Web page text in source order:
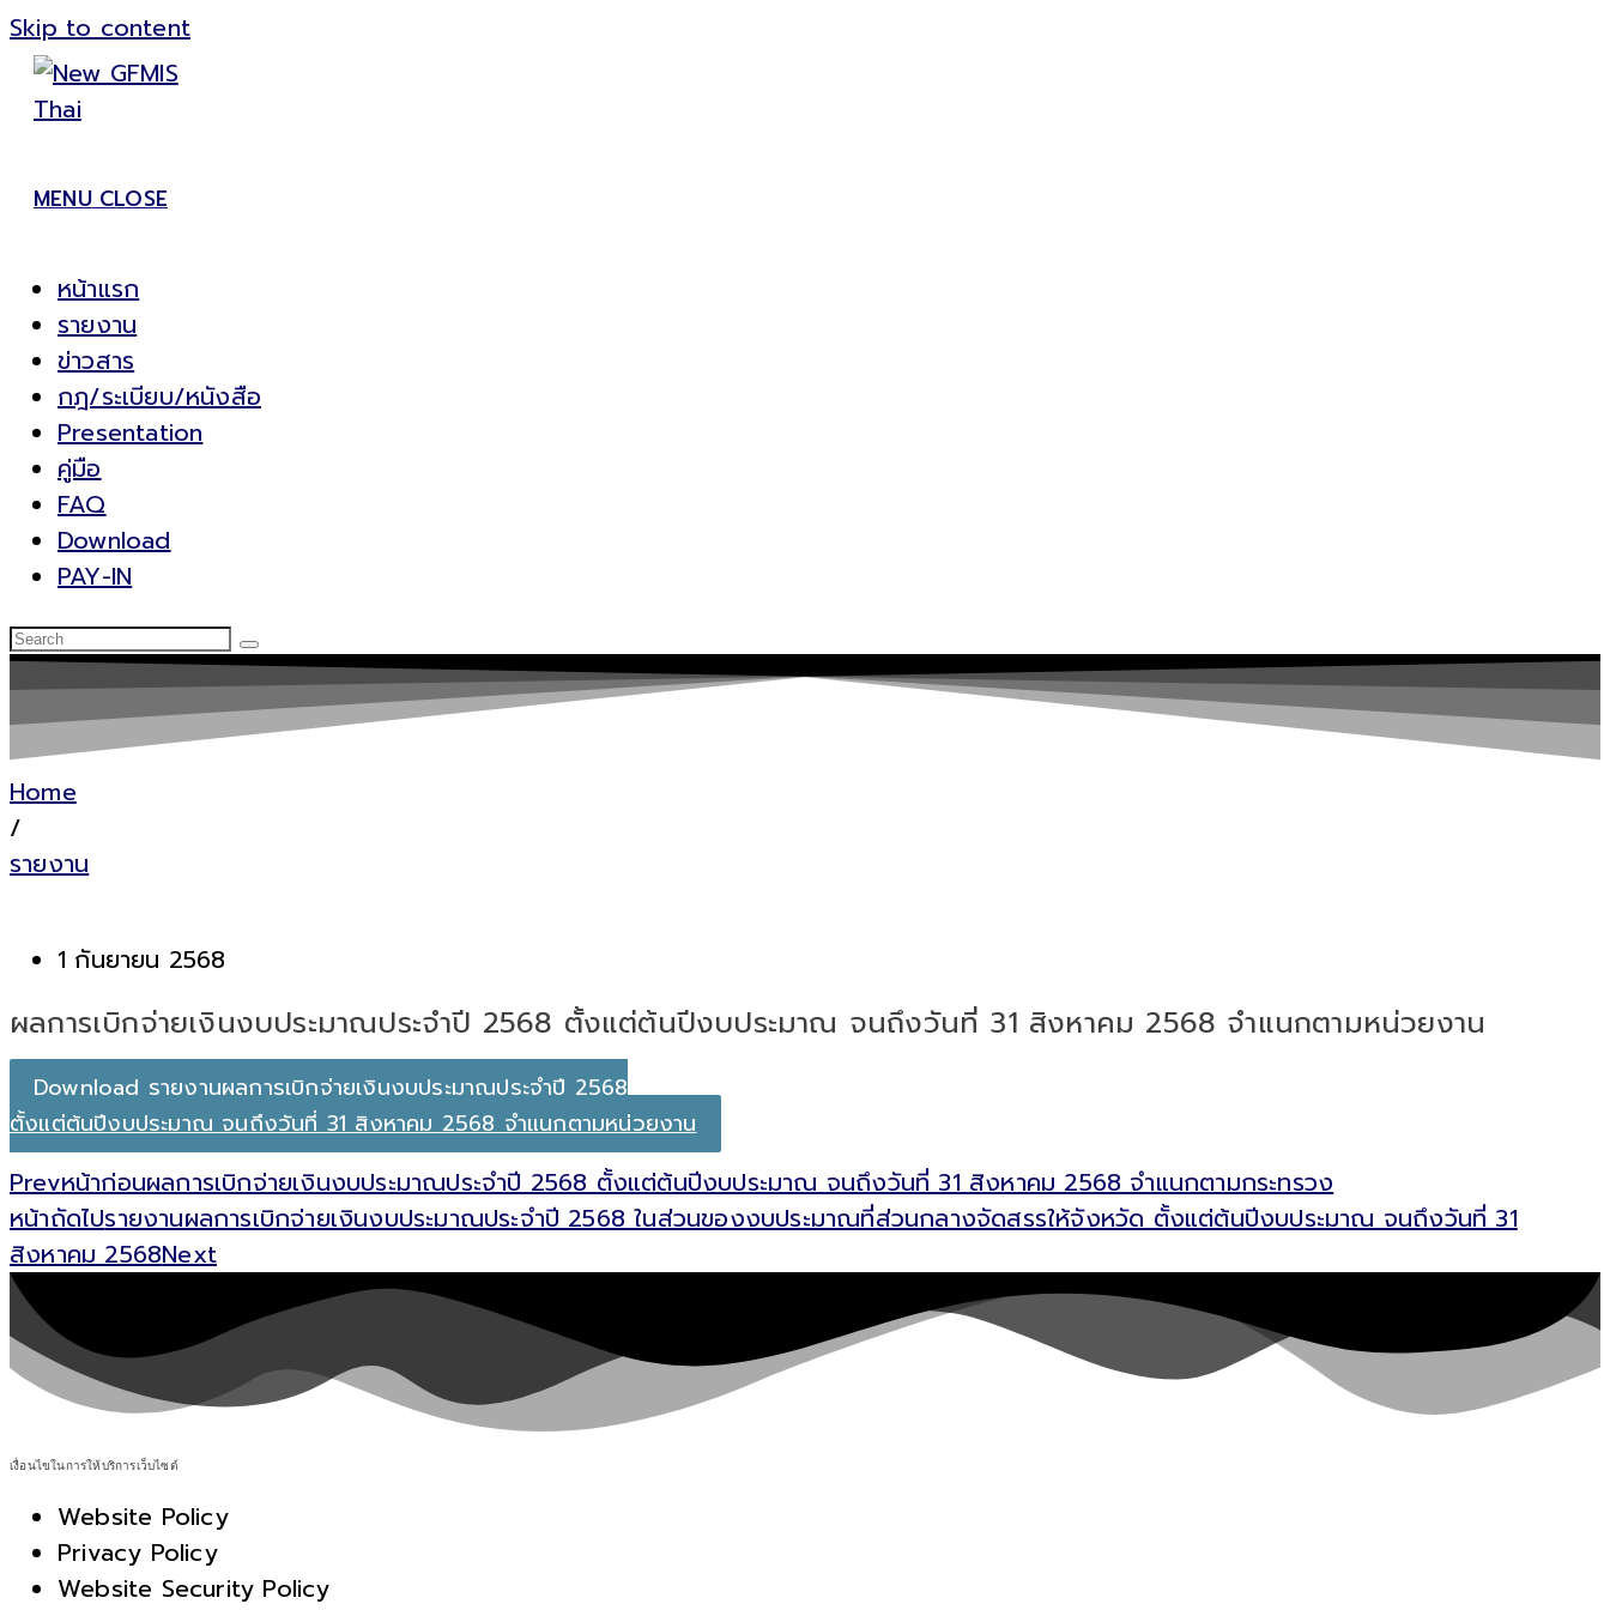
Skip to content
MENU CLOSE
หน้าแรก
รายงาน
ข่าวสาร
กฎ/ระเบียบ/หนังสือ
Presentation
คู่มือ
FAQ
Download
PAY-IN
Home
/
รายงาน
1 กันยายน 2568
ผลการเบิกจ่ายเงินงบประมาณประจำปี 2568 ตั้งแต่ต้นปีงบประมาณ จนถึงวันที่ 31 สิงหาคม 2568 จำแนกตามหน่วยงาน
Download รายงานผลการเบิกจ่ายเงินงบประมาณประจำปี 2568
ตั้งแต่ต้นปีงบประมาณ จนถึงวันที่ 31 สิงหาคม 2568 จำแนกตามหน่วยงาน
Prevหน้าก่อนผลการเบิกจ่ายเงินงบประมาณประจำปี 2568 ตั้งแต่ต้นปีงบประมาณ จนถึงวันที่ 31 สิงหาคม 2568 จำแนกตามกระทรวง
หน้าถัดไปรายงานผลการเบิกจ่ายเงินงบประมาณประจำปี 2568 ในส่วนของงบประมาณที่ส่วนกลางจัดสรรให้จังหวัด ตั้งแต่ต้นปีงบประมาณ จนถึงวันที่ 31
สิงหาคม 2568Next
เงื่อนไขในการให้บริการเว็บไซต์
Website Policy
Privacy Policy
Website Security Policy